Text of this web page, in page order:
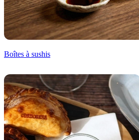
Boîtes à sushis